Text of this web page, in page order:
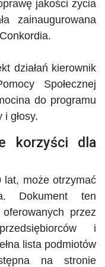
jakości życia
zainaugurowana
Conkordia.
działań kierownik
Społecznej
do programu
głosy.
korzyści dla
lat, może otrzymać
Dokument ten
przez
i
lista podmiotów
na stronie